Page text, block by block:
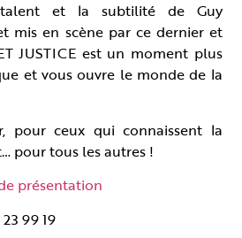
et la subtilité de Guy
mis en scène par ce dernier et
JUSTICE est un moment plus
et vous ouvre le monde de la
pour ceux qui connaissent la
pour tous les autres !
présentation
99 19